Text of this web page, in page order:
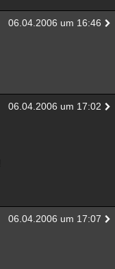
06.04.2006 um 16:46
06.04.2006 um 17:02
06.04.2006 um 17:07